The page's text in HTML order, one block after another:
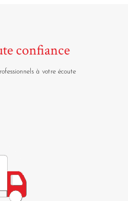
confiance
à votre écoute